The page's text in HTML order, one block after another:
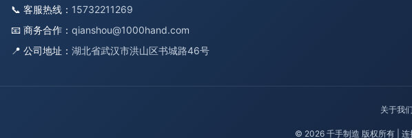
📞 客服热线： 15732211269
📧 商务合作： qianshou@1000hand.com
📍 公司地址： 湖北省武汉市洪山区书城路46号
关于我们
© 2026 千手制造 版权所有 | 连